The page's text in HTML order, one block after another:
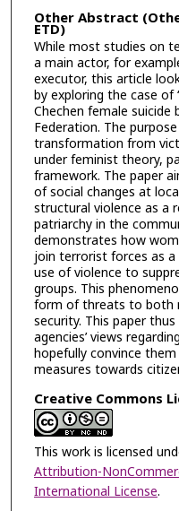
Other Abstract
ETD)
While most studies on
a main actor, for
executor, this article
by exploring the case of
Chechen female suicide
Federation. The
transformation from
under feminist theory,
framework. The paper
of social changes at
structural violence as a
patriarchy in the
demonstrates how
join terrorist forces as a
use of violence to
groups. This
form of threats to both
security. This paper
agencies’ views
hopefully convince
measures towards
Creative Commons
This work is licensed
Attribution-
International License.